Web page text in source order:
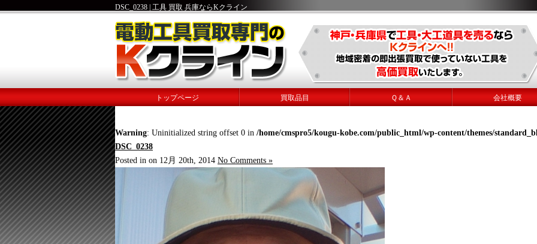
DSC_0238 | 工具 買取 兵庫ならKクライン
トップページ 買取品目 Ｑ＆Ａ 会社概要
Warning: Uninitialized string offset 0 in /home/cmspro5/kougu-kobe.com/public_html/wp-content/themes/
DSC_0238
Posted in on 12月 20th, 2014 No Comments »